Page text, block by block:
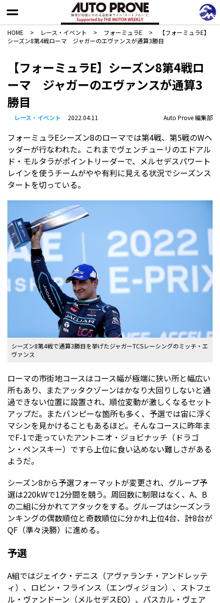
HOME > レース・イベント > フォーミュラE >
【フォーミュラE】
シーズン8第4戦ローマ ジャガーのエヴァンスが通算3勝目
【フォーミュラE】シーズン8第4戦ロ
ーマ ジャガーのエヴァンスが通算3
勝目
レース・イベント 2022.04.11 Auto Prove 編集部
フォーミュラEシーズン8のローマでは第4戦、第5戦のWヘ
ッダーが行なわれた。これまでヴェンチューリのエドアル
ド・モルタラがポイントリーダーで、メルセデスパワート
レインを使うチームがやや有利に見える状況でシーズンス
タートを切っている。
シーズン8第4戦で通算3勝目を挙げたジャガーTCSレーシングのミッチ・エ
ヴァンス
ローマの市街地コースはコース幅が極端に狭い所と幅広い
所もあり、またアッタクゾーンはかなり大回りしないと通
過できない位置に設置され、順位変動が激しくなるセット
アップだ。またバンピーな箇所も多く、予選では宙に浮く
マシンを見かけることもあるほど。そんなコースに昨年ま
でF-1で走っていたアントニオ・ジョビナッチ（ドラゴ
ン・ペンスキー）ですら上位に食い込めない難しさがある
ようだ。
シーズン8から予選フォーマットが変更され、グループ予
選は220kWで12分間を競う。周回数に制限はなく、A、B
の二組に分かれてアタックをする。グループはシーズンラ
ンキングの偶数順位と奇数順位に分かれ上位4台、計8台が
QF（準々決勝）に進める。
予選
A組ではジェイク・デニス（アヴァランチ・アンドレッテ
ィ）、ロビン・フラインス（エンヴィジョン）、ストフェ
ル・ヴァンドーン（メルセデスEQ）、パスカル・ヴェア